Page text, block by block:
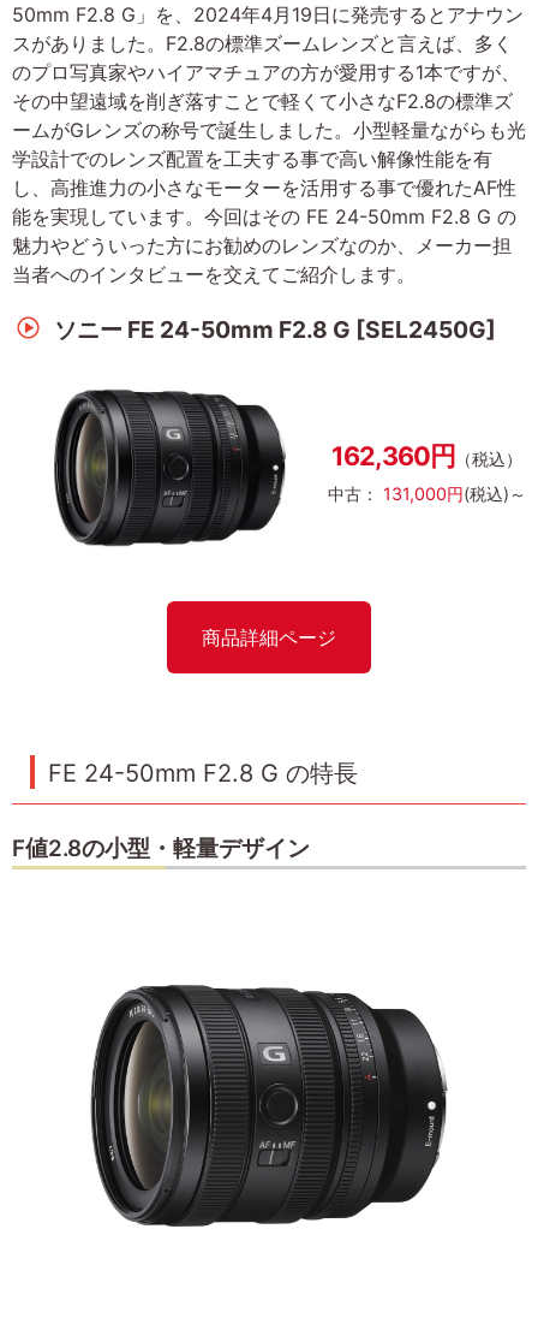
50mm F2.8 G」を、2024年4月19日に発売するとアナウン
スがありました。F2.8の標準ズームレンズと言えば、多く
のプロ写真家やハイアマチュアの方が愛用する1本ですが、
その中望遠域を削ぎ落すことで軽くて小さなF2.8の標準ズ
ームがGレンズの称号で誕生しました。小型軽量ながらも光
学設計でのレンズ配置を工夫する事で高い解像性能を有
し、高推進力の小さなモーターを活用する事で優れたAF性
能を実現しています。今回はその FE 24-50mm F2.8 G の
魅力やどういった方にお勧めのレンズなのか、メーカー担
当者へのインタビューを交えてご紹介します。
ソニー FE 24-50mm F2.8 G [SEL2450G]
162,360円 （税込）
中古： 131,000円(税込)～
商品詳細ページ
FE 24-50mm F2.8 G の特長
F値2.8の小型・軽量デザイン